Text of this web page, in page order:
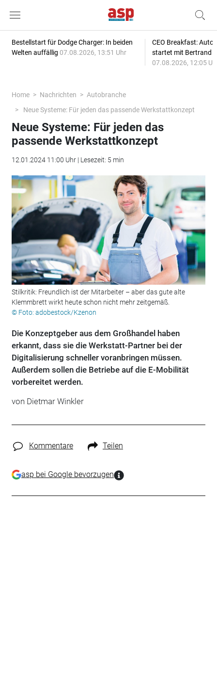
Bestellstart für Dodge Charger: In beiden
Welten auffällig 07.08.2026, 13:51 Uhr
CEO Breakfast:
startet mit Bertrand
07.08.2026, 12:05
Home Nachrichten
Autobranche
Neue Systeme: Für jeden das passende Werkstattkonzept
Neue Systeme: Für jeden das
passende Werkstattkonzept
12.01.2024 11:00 Uhr | Lesezeit: 5 min
Stilkritik: Freundlich ist der Mitarbeiter – aber das gute alte
Klemmbrett wirkt heute schon nicht mehr zeitgemäß.
© Foto: adobestock/Kzenon
Die Konzeptgeber aus dem Großhandel haben
erkannt, dass sie die Werkstatt-Partner bei der
Digitalisierung schneller voranbringen müssen.
Außerdem sollen die Betriebe auf die E-Mobilität
vorbereitet werden.
von Dietmar Winkler
Kommentare Teilen
asp bei Google bevorzugen